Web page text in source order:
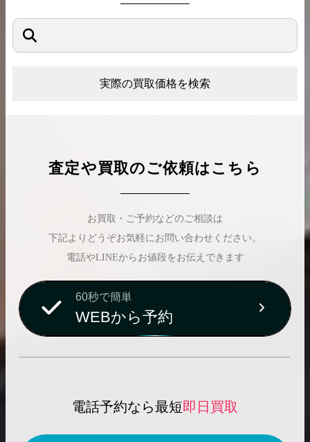
実際の買取価格を検索
査定や買取のご依頼はこちら
お買取・ご予約などのご相談は
下記よりどうぞお気軽にお問い合わせください。
電話やLINEからお値段をお伝えできます
60秒で簡単
WEBから予約
電話予約なら最短即日買取